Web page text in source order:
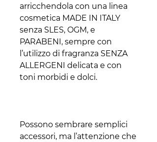
arricchendola con una linea
cosmetica MADE IN ITALY
senza SLES, OGM, e
PARABENI, sempre con
l’utilizzo di fragranza SENZA
ALLERGENI delicata e con
toni morbidi e dolci.
Possono sembrare semplici
accessori, ma l’attenzione che